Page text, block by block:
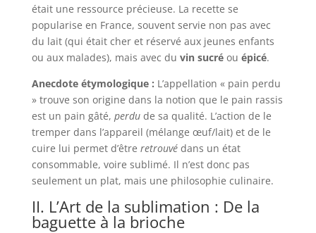
était une ressource précieuse. La recette se
popularise en France, souvent servie non pas avec
du lait (qui était cher et réservé aux jeunes enfants
ou aux malades), mais avec du vin sucréou épicé.
Anecdote étymologique : L’appellation « pain perdu
» trouve son origine dans la notion que le pain rassis
est un pain gâté, perdude sa qualité. L’action de le
tremper dans l’appareil (mélange œuf/lait) et de le
cuire lui permet d’être retrouvédans un état
consommable, voire sublimé. Il n’est donc pas
seulement un plat, mais une philosophie culinaire.
II. L’Art de la sublimation : De la
baguette à la brioche